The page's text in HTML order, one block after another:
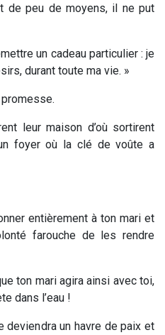
de peu de moyens, il ne put
un cadeau particulier : je
durant toute ma vie. »
leur maison d’où sortirent
foyer où la clé de voûte a
entièrement à ton mari et
farouche de les rendre
ton mari agira ainsi avec toi,
dans l’eau !
deviendra un havre de paix et